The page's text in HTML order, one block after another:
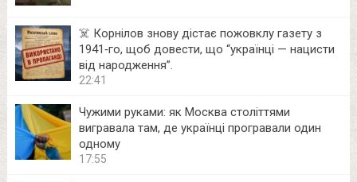
☠️ Корнілов знову дістає пожовклу газету з
1941‑го, щоб довести, що “українці — нацисти
від народження”.
22:41
Чужими руками: як Москва століттями
вигравала там, де українці програвали один
одному
17:55